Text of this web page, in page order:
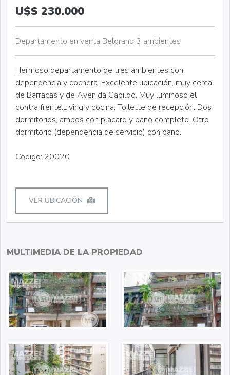
U$S 230.000
Departamento en venta Belgrano 3 ambientes
Hermoso departamento de tres ambientes con
dependencia y cochera. Excelente ubicación, muy cerca
de Barracas y de Avenida Cabildo. Muy luminoso el
contra frente.Living y cocina. Toilette de recepción. Dos
dormitorios, ambos con placard y baño completo. Otro
dormitorio (dependencia de servicio) con baño.
Codigo: 20020
VER UBICACIÓN
MULTIMEDIA DE LA PROPIEDAD